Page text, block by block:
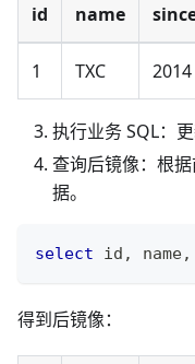
id name
1 TXC 2014
执行业务 SQL：
查询后镜像：根
据。
select id , name,
得到后镜像：